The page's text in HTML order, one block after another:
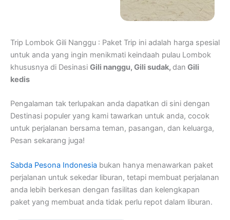
Trip Lombok Gili Nanggu : Paket Trip ini adalah harga spesial
untuk anda yang ingin menikmati keindaah pulau Lombok
khususnya di Desinasi Gili nanggu, Gili sudak, dan Gili
kedis
Pengalaman tak terlupakan anda dapatkan di sini dengan
Destinasi populer yang kami tawarkan untuk anda, cocok
untuk perjalanan bersama teman, pasangan, dan keluarga,
Pesan sekarang juga!
Sabda Pesona Indonesia bukan hanya menawarkan paket
perjalanan untuk sekedar liburan, tetapi membuat perjalanan
anda lebih berkesan dengan fasilitas dan kelengkapan
paket yang membuat anda tidak perlu repot dalam liburan.